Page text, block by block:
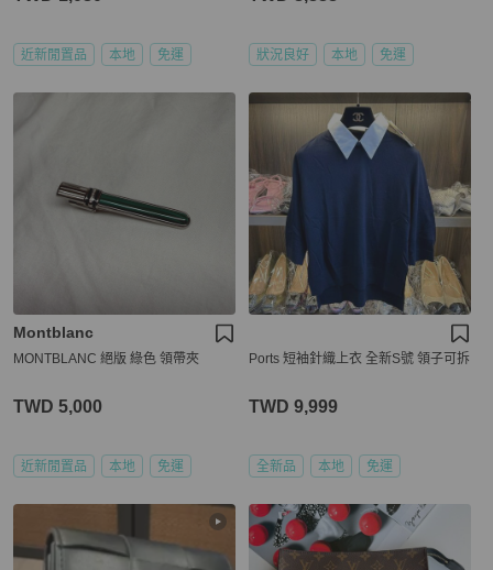
近新閒置品 本地 免運 狀況良好 本地 免運
Montblanc
MONTBLANC 絕版 綠色 領帶夾
TWD 5,000
近新閒置品 本地 免運
Ports 短袖針織上衣 全新S號 領子可拆
TWD 9,999
全新品 本地 免運